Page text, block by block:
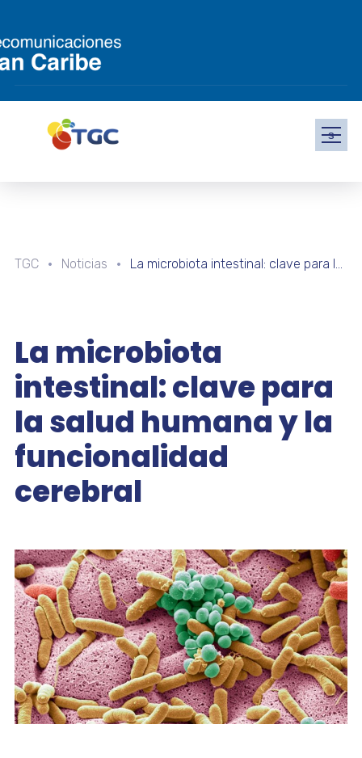
s
TGC Noticias La microbiota intestinal: clave para la salud humana y la funcionalidad cerebral
La microbiota
intestinal: clave para
la salud humana y la
funcionalidad
cerebral